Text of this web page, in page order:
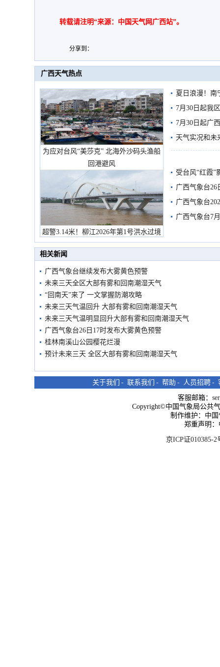
转载请注明“来源：中国天气网广西站”。
分享到：
广西天气热点
为应对台风“美莎克” 北海外沙码头渔船
回港避风
超警3.14米！柳江2026年第1号洪水过境
市民在堤岸见证汛况
夏日浪漫！南
7月30日起我
7月30日起广
天气实况和未
受台风“红霞”
有较强降雨
广西气象台26
广西气象台
预警
广西气象台7
相关新闻
广西气象台继续发布大雾黄色预警
未来三天全区大部有雾和回南潮湿天气
“回南天”来了 一文掌握防潮攻略
未来三天气温回升 大部有雾和回南潮湿天气
未来三天气温明显回升大部有雾和回南潮湿天气
广西气象台26日17时发布大雾黄色预警
桂林南溪山公园樱花烂漫
预计未来三天 全区大部有雾和回南潮湿天气
关于我们 - 联系我们 - 帮助 - 人员招聘 -
客服邮箱：
Copyright©中国气象局公共
制作维护：中
郑重声明
京ICP证010385-2